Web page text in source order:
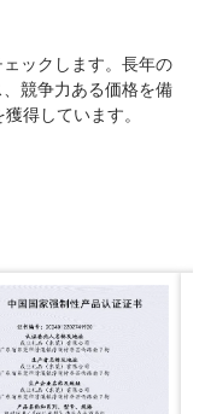
ックします。長年の
競争力ある価格を備
獲得しています。